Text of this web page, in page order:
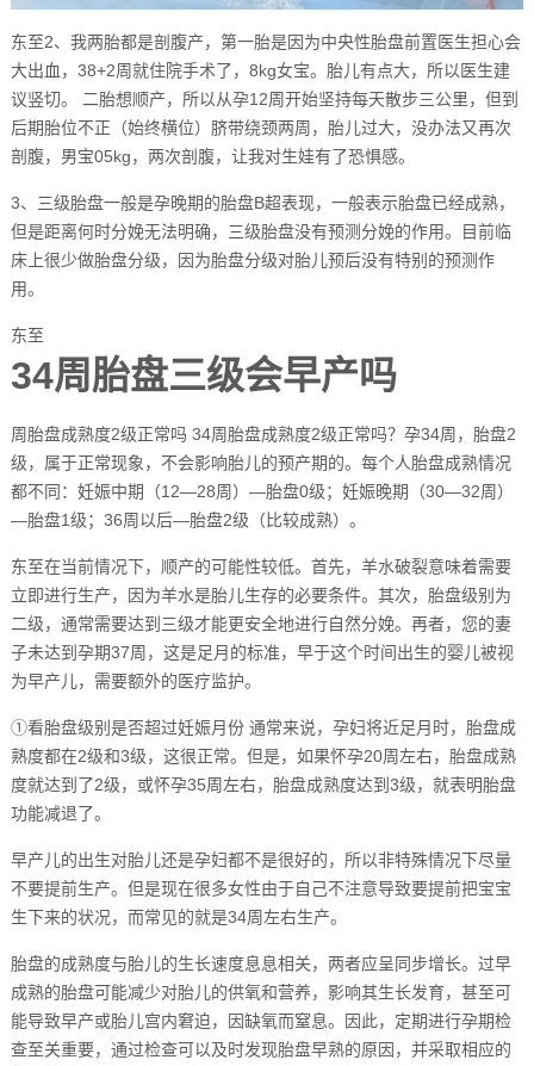
东至2、我两胎都是剖腹产，第一胎是因为中央性胎盘前置医生担心会
大出血，38+2周就住院手术了，8kg女宝。胎儿有点大，所以医生建
议竖切。 二胎想顺产，所以从孕12周开始坚持每天散步三公里，但到
后期胎位不正（始终横位）脐带绕颈两周，胎儿过大，没办法又再次
剖腹，男宝05kg，两次剖腹，让我对生娃有了恐惧感。
3、三级胎盘一般是孕晚期的胎盘B超表现，一般表示胎盘已经成熟，
但是距离何时分娩无法明确，三级胎盘没有预测分娩的作用。目前临
床上很少做胎盘分级，因为胎盘分级对胎儿预后没有特别的预测作
用。
东至
34周胎盘三级会早产吗
周胎盘成熟度2级正常吗 34周胎盘成熟度2级正常吗？孕34周，胎盘2
级，属于正常现象，不会影响胎儿的预产期的。每个人胎盘成熟情况
都不同：妊娠中期（12—28周）—胎盘0级；妊娠晚期（30—32周）
—胎盘1级；36周以后—胎盘2级（比较成熟）。
东至在当前情况下，顺产的可能性较低。首先，羊水破裂意味着需要
立即进行生产，因为羊水是胎儿生存的必要条件。其次，胎盘级别为
二级，通常需要达到三级才能更安全地进行自然分娩。再者，您的妻
子未达到孕期37周，这是足月的标准，早于这个时间出生的婴儿被视
为早产儿，需要额外的医疗监护。
①看胎盘级别是否超过妊娠月份 通常来说，孕妇将近足月时，胎盘成
熟度都在2级和3级，这很正常。但是，如果怀孕20周左右，胎盘成熟
度就达到了2级，或怀孕35周左右，胎盘成熟度达到3级，就表明胎盘
功能减退了。
早产儿的出生对胎儿还是孕妇都不是很好的，所以非特殊情况下尽量
不要提前生产。但是现在很多女性由于自己不注意导致要提前把宝宝
生下来的状况，而常见的就是34周左右生产。
胎盘的成熟度与胎儿的生长速度息息相关，两者应呈同步增长。过早
成熟的胎盘可能减少对胎儿的供氧和营养，影响其生长发育，甚至可
能导致早产或胎儿宫内窘迫，因缺氧而窒息。因此，定期进行孕期检
查至关重要，通过检查可以及时发现胎盘早熟的原因，并采取相应的